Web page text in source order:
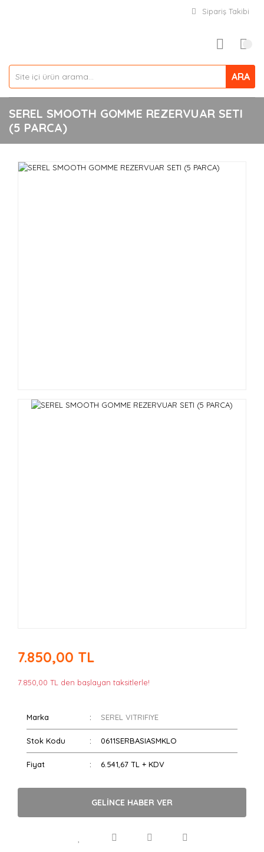
Sipariş Takibi
ARA
SEREL SMOOTH GOMME REZERVUAR SETI
(5 PARCA)
7.850,00 TL
7.850,00 TL den başlayan taksitlerle!
Marka SEREL VITRIFIYE
Stok Kodu 0611SERBASIASMKLO
Fiyat 6.541,67 TL + KDV
GELİNCE HABER VER